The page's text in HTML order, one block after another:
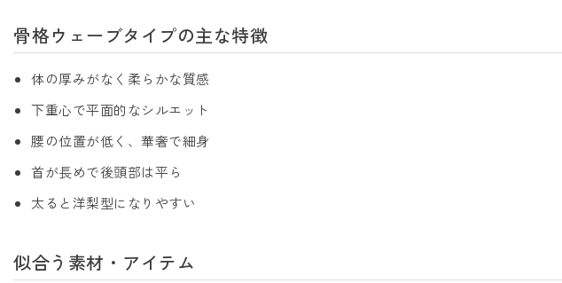
骨格ウェーブタイプの主な特徴
体の厚みがなく柔らかな質感
下重心で平面的なシルエット
腰の位置が低く、華奢で細身
首が長めで後頭部は平ら
太ると洋梨型になりやすい
似合う素材・アイテム